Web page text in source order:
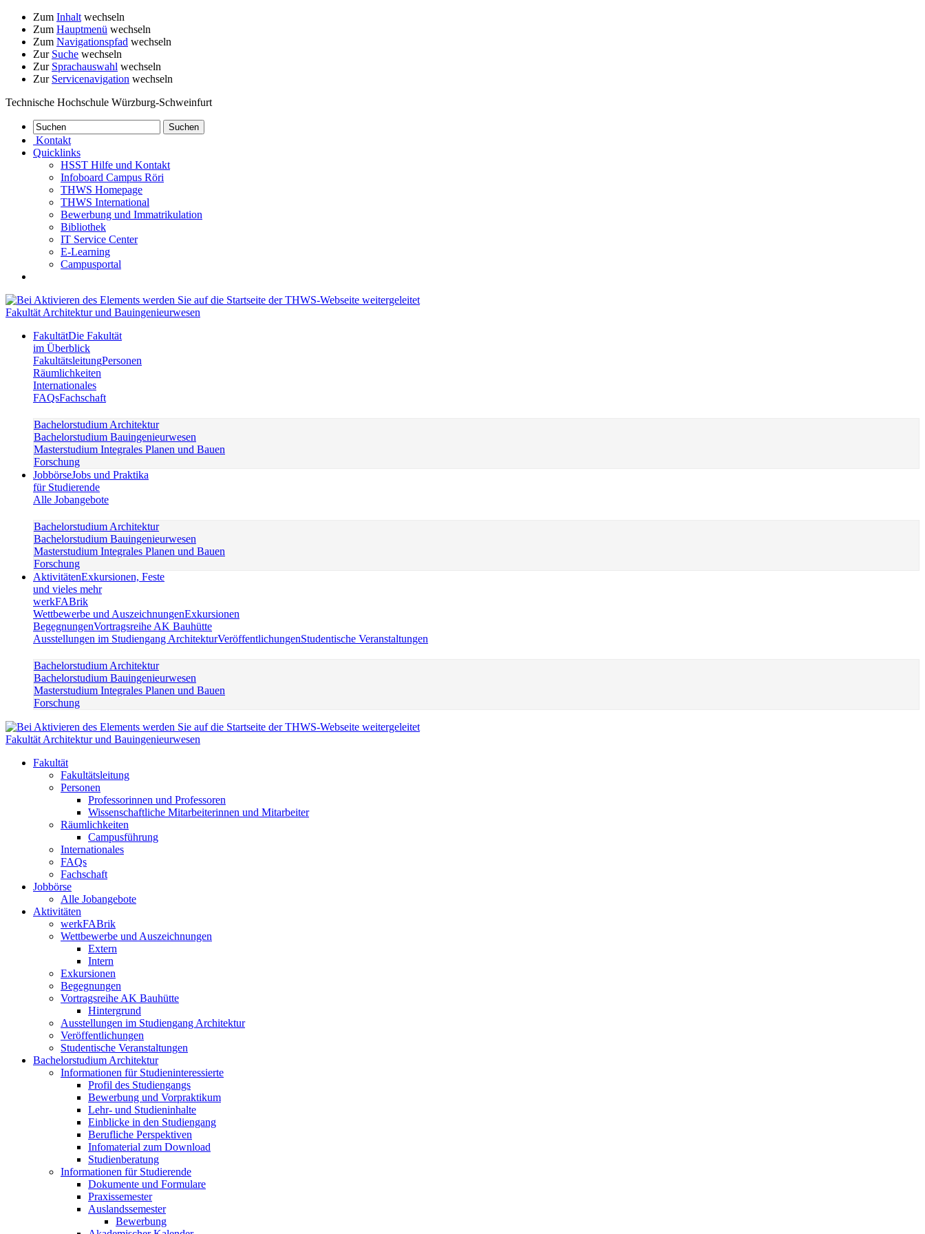
Zum Inhalt wechseln
Zum Hauptmenü wechseln
Zum Navigationspfad wechseln
Zur Suche wechseln
Zur Sprachauswahl wechseln
Zur Servicenavigation wechseln
Technische Hochschule Würzburg-Schweinfurt
Kontakt
Quicklinks
HSST Hilfe und Kontakt
Infoboard Campus Röri
THWS Homepage
THWS International
Bewerbung und Immatrikulation
Bibliothek
IT Service Center
E-Learning
Campusportal
Fakultät Architektur und Bauingenieurwesen
FakultätDie Fakultät
im Überblick
FakultätsleitungPersonen
Räumlichkeiten
Internationales
FAQsFachschaft
Bachelorstudium Architektur
Bachelorstudium Bauingenieurwesen
Masterstudium Integrales Planen und Bauen
Forschung
JobbörseJobs und Praktika
für Studierende
Alle Jobangebote
Bachelorstudium Architektur
Bachelorstudium Bauingenieurwesen
Masterstudium Integrales Planen und Bauen
Forschung
AktivitätenExkursionen, Feste
und vieles mehr
werkFABrik
Wettbewerbe und AuszeichnungenExkursionen
BegegnungenVortragsreihe AK Bauhütte
Ausstellungen im Studiengang ArchitekturVeröffentlichungenStudentische Veranstaltungen
Bachelorstudium Architektur
Bachelorstudium Bauingenieurwesen
Masterstudium Integrales Planen und Bauen
Forschung
Fakultät Architektur und Bauingenieurwesen
Fakultät
Fakultätsleitung
Personen
Professorinnen und Professoren
Wissenschaftliche Mitarbeiterinnen und Mitarbeiter
Räumlichkeiten
Campusführung
Internationales
FAQs
Fachschaft
Jobbörse
Alle Jobangebote
Aktivitäten
werkFABrik
Wettbewerbe und Auszeichnungen
Extern
Intern
Exkursionen
Begegnungen
Vortragsreihe AK Bauhütte
Hintergrund
Ausstellungen im Studiengang Architektur
Veröffentlichungen
Studentische Veranstaltungen
Bachelorstudium Architektur
Informationen für Studieninteressierte
Profil des Studiengangs
Bewerbung und Vorpraktikum
Lehr- und Studieninhalte
Einblicke in den Studiengang
Berufliche Perspektiven
Infomaterial zum Download
Studienberatung
Informationen für Studierende
Dokumente und Formulare
Praxissemester
Auslandssemester
Bewerbung